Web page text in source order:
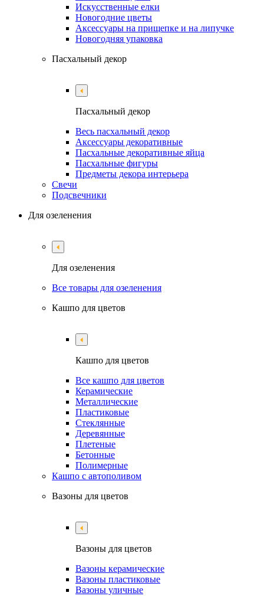
Искусственные елки
Новогодние цветы
Аксессуары на прищепке и на липучке
Новогодняя упаковка
Пасхальный декор
Пасхальный декор
Весь пасхальный декор
Аксессуары декоративные
Пасхальные декоративные яйца
Пасхальные фигуры
Предметы декора интерьера
Свечи
Подсвечники
Для озеленения
Для озеленения
Все товары для озеленения
Кашпо для цветов
Кашпо для цветов
Все кашпо для цветов
Керамические
Металлические
Пластиковые
Стеклянные
Деревянные
Плетеные
Бетонные
Полимерные
Кашпо с автополивом
Вазоны для цветов
Вазоны для цветов
Вазоны керамические
Вазоны пластиковые
Вазоны уличные